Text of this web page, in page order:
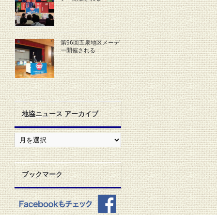
第96回五泉地区メーデ
ー開催される
地協ニュース アーカイブ
地
協
ニ
ュ
ー
ス
ア
ー
ブックマーク